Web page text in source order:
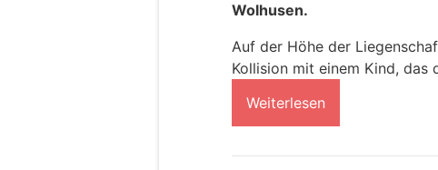
Wolhusen.
Auf der Höhe der
Kollision mit einem Kind, das
Weiterlesen